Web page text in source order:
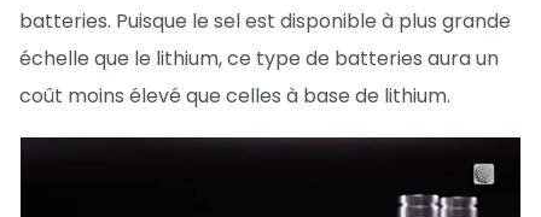
batteries. Puisque le sel est disponible à plus grande
échelle que le lithium, ce type de batteries aura un
coût moins élevé que celles à base de lithium.